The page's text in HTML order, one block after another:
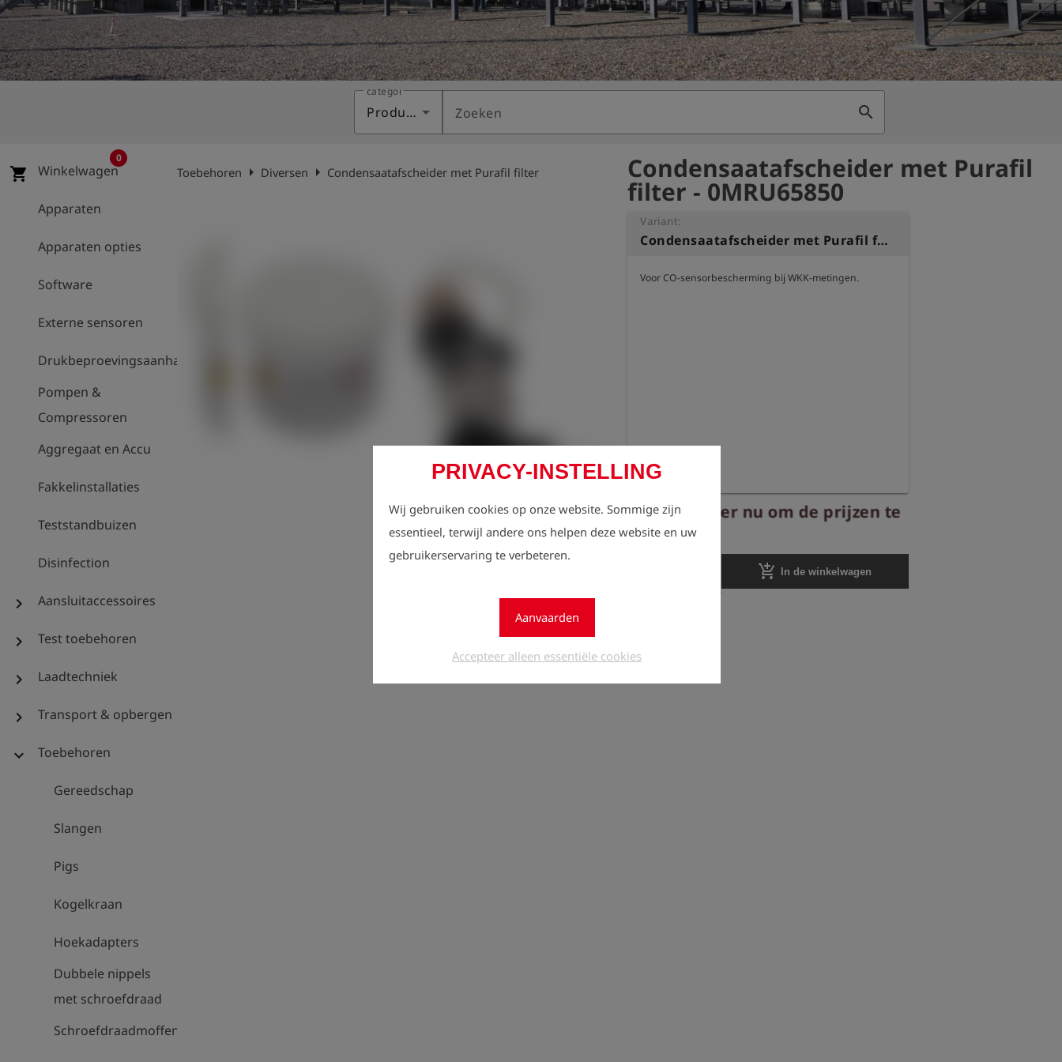
shieldRegistratie
PRIVACY-INSTELLING
Wij gebruiken cookies op onze website. Sommige zijn
essentieel, terwijl andere ons helpen deze website en uw
gebruikerservaring te verbeteren.
Aanvaarden
Accepteer alleen essentiële cookies
categorie
Producten Zoeken search
shopping_cart Winkelwagen
0
Apparaten
Apparaten opties
Software
Externe sensoren
Drukbeproevingsaanhanger
Pompen &
Compressoren
Aggregaat en Accu
Fakkelinstallaties
Teststandbuizen
Disinfection
chevron_right Aansluitaccessoires
chevron_right Test toebehoren
chevron_right Laadtechniek
chevron_right Transport & opbergen
expand_more Toebehoren
Gereedschap
Slangen
Pigs
Kogelkraan
Hoekadapters
Dubbele nippels
met schroefdraad
Schroefdraadmoffen
Toebehoren arrow_right Diversen arrow_right Condensaatafscheider met Purafil filter Condensaatafscheider met Purafil
filter - 0MRU65850
Variant:
Condensaatafscheider met Purafil filter
Voor CO-sensorbescherming bij WKK-metingen.
lockRegistreer nu om de prijzen te
zien.
add_shopping_cart In de winkelwagen